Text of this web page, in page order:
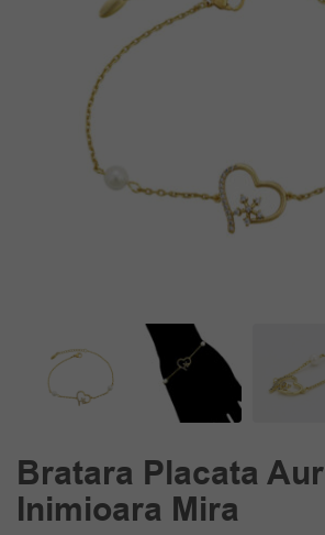
Bratara Placata Aur
Inimioara Mira